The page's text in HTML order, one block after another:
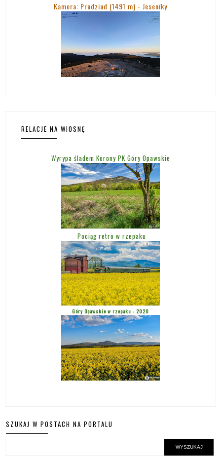
Kamera: Pradziad (1491 m) - Jeseníky
RELACJE NA WIOSNĘ
Wyrypa śladem Korony PK Góry Opawskie
Pociąg retro w rzepaku
Góry Opawskie w rzepaku - 2020
SZUKAJ W POSTACH NA PORTALU